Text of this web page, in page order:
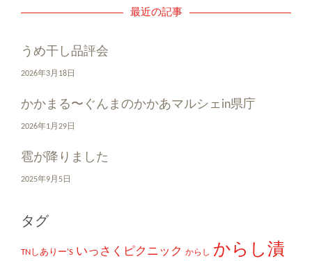
最近の記事
うめ干し品評会
2026年3月18日
かかまる〜ぐんまのかかあマルシェin県庁
2026年1月29日
雹が降りました
2025年9月5日
タグ
TNしありー'S いっさくピクニック からし からし漬